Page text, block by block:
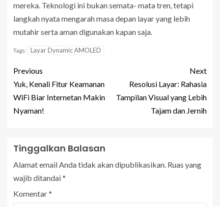
mereka. Teknologi ini bukan semata- mata tren, tetapi
langkah nyata mengarah masa depan layar yang lebih
mutahir serta aman digunakan kapan saja.
Tags: Layar Dynamic AMOLED
Previous
Yuk, Kenali Fitur Keamanan
WiFi Biar Internetan Makin
Nyaman!
Next
Resolusi Layar: Rahasia
Tampilan Visual yang Lebih
Tajam dan Jernih
Tinggalkan Balasan
Alamat email Anda tidak akan dipublikasikan. Ruas yang
wajib ditandai*
Komentar*